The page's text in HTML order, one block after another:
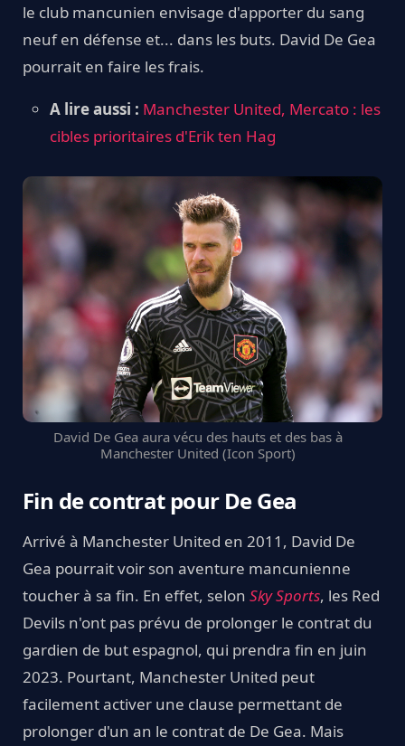
le club mancunien envisage d'apporter du sang
neuf en défense et... dans les buts. David De Gea
pourrait en faire les frais.
A lire aussi : Manchester United, Mercato : les
cibles prioritaires d'Erik ten Hag
David De Gea aura vécu des hauts et des bas à
Manchester United (Icon Sport)
Fin de contrat pour De Gea
Arrivé à Manchester United en 2011, David De
Gea pourrait voir son aventure mancunienne
toucher à sa fin. En effet, selon Sky Sports, les Red
Devils n'ont pas prévu de prolonger le contrat du
gardien de but espagnol, qui prendra fin en juin
2023. Pourtant, Manchester United peut
facilement activer une clause permettant de
prolonger d'un an le contrat de De Gea. Mais